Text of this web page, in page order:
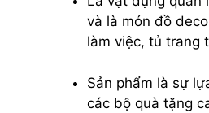
và là món đồ
làm việc, tủ trang
Sản phẩm là sự
các bộ quà tặng